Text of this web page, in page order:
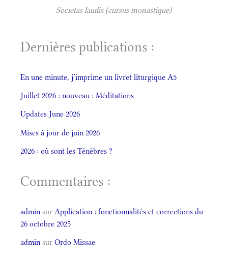
Societas laudis (cursus monastique)
Dernières publications :
En une minute, j’imprime un livret liturgique A5
Juillet 2026 : nouveau : Méditations
Updates June 2026
Mises à jour de juin 2026
2026 : où sont les Ténèbres ?
Commentaires :
admin sur Application : fonctionnalités et corrections du
26 octobre 2025
admin sur Ordo Missae